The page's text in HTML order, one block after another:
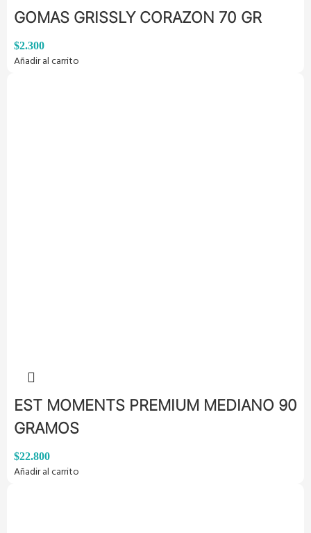
GOMAS GRISSLY CORAZON 70 GR
$2.300
Añadir al carrito
EST MOMENTS PREMIUM MEDIANO 90
GRAMOS
$22.800
Añadir al carrito